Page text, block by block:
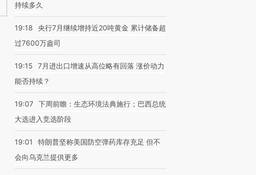
持续多久
19:18
央行7月继续增持近20吨黄金 累计储备超
过7600万盎司
19:15
7月进出口增速从高位略有回落 涨价动力
能否持续？
19:07 下周前瞻：生态环境法典施行；巴西总统
大选进入竞选阶段
19:01
特朗普坚称美国防空弹药库存充足 但不
会向乌克兰提供更多